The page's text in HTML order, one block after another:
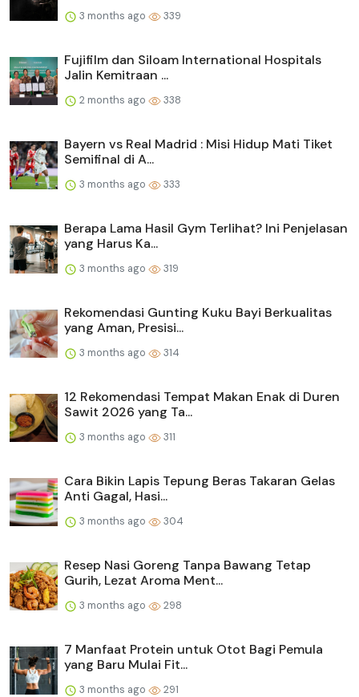
3 months ago 339
Fujifilm dan Siloam International Hospitals
Jalin Kemitraan ...
2 months ago 338
Bayern vs Real Madrid : Misi Hidup Mati Tiket
Semifinal di A...
3 months ago 333
Berapa Lama Hasil Gym Terlihat? Ini Penjelasan
yang Harus Ka...
3 months ago 319
Rekomendasi Gunting Kuku Bayi Berkualitas
yang Aman, Presisi...
3 months ago 314
12 Rekomendasi Tempat Makan Enak di Duren
Sawit 2026 yang Ta...
3 months ago 311
Cara Bikin Lapis Tepung Beras Takaran Gelas
Anti Gagal, Hasi...
3 months ago 304
Resep Nasi Goreng Tanpa Bawang Tetap
Gurih, Lezat Aroma Ment...
3 months ago 298
7 Manfaat Protein untuk Otot Bagi Pemula
yang Baru Mulai Fit...
3 months ago 291